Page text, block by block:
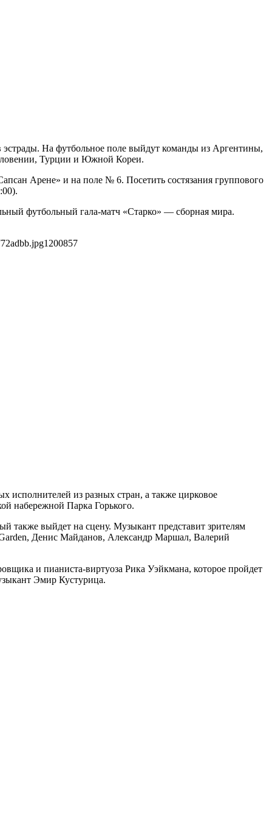
эстрады. На футбольное поле выйдут команды из Аргентины,
Турции и Южной Кореи.
Арене» и на поле № 6. Посетить состязания группового
футбольный гала-матч «Старко» — сборная мира.
1200857
исполнителей из разных стран, а также цирковое
набережной Парка Горького.
также выйдет на сцену. Музыкант представит зрителям
Денис Майданов, Александр Маршал, Валерий
и пианиста-виртуоза Рика Уэйкмана, которое пройдет
Эмир Кустурица.